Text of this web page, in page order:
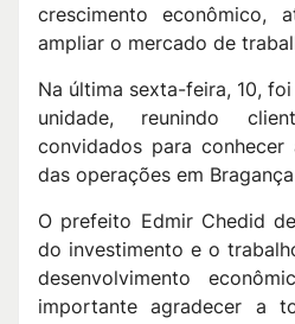
crescimento econômico,
ampliar o mercado de
Na última sexta-feira, 10,
unidade, reunindo
convidados para
das operações em
O prefeito Edmir Chedid
do investimento e o
desenvolvimento
importante agradecer a